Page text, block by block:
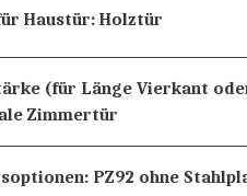
Haustür: Holztür
(für Länge Vierkant
Zimmertür
PZ92 ohne